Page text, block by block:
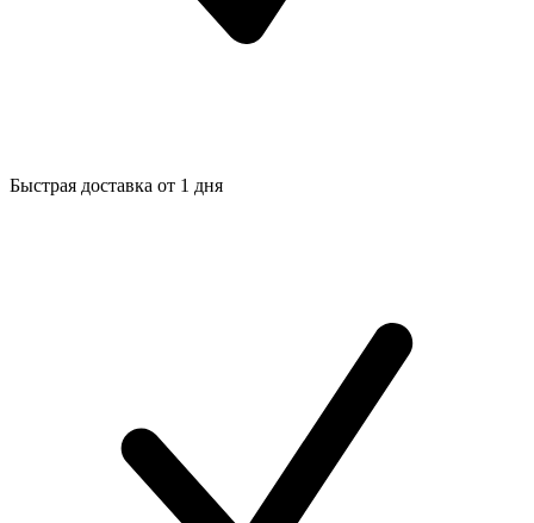
Быстрая доставка от 1 дня